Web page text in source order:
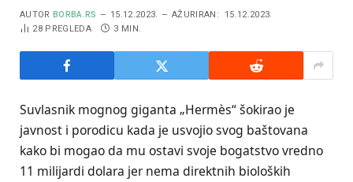
AUTOR BORBA.RS 15.12.2023. AŽURIRAN:
15.12.2023.
28 PREGLEDA 3 MIN.
Suvlasnik mognog giganta „Hermès“ šokirao je
javnost i porodicu kada je usvojio svog baštovana
kako bi mogao da mu ostavi svoje bogatstvo vredno
11 milijardi dolara jer nema direktnih bioloških